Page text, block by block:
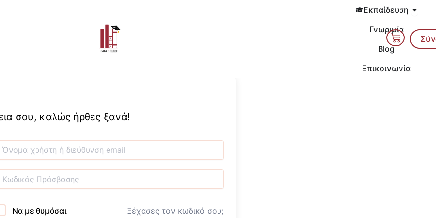
Εκπαίδευση Open
Γνωριμία
Blog
Επικοινωνία
Cart
σου, καλώς ήρθες ξανά!
Να με θυμάσαι Ξέχασες τον κωδικό σου;